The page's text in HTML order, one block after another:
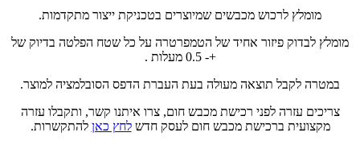
מומלץ לרכוש מכבשים שמיוצרים בטכניקת ייצור מתקדמות.
מומלץ לבדוק פיזור אחיד של הטמפרטרה על כל שטח הפלטה בדיוק של
+- 0.5 מעלות .
במטרה לקבל תוצאה מעולה בעת העברת הדפס הסובלמציה למוצר.
צריכים עזרה לפני רכישת מכבש חום, צרו איתנו קשר, ותקבלו עזרה
מקצועית ברכישת מכבש חום לעסק חדשלחץ כאן להתקשרות.